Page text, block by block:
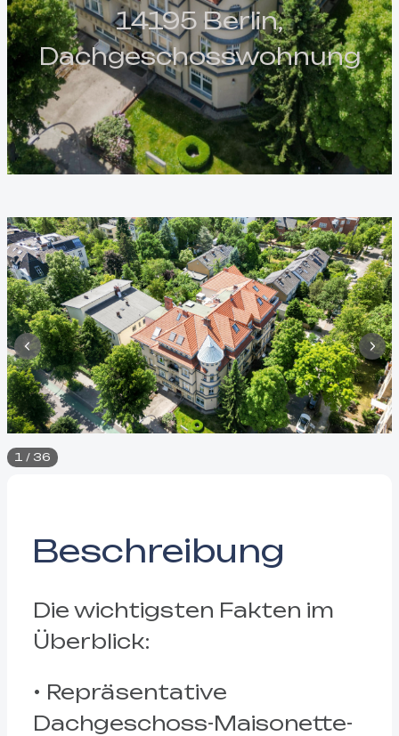
14195 Berlin,
Dachgeschosswohnung
1 / 36
Beschreibung
Die wichtigsten Fakten im
Überblick:
• Repräsentative
Dachgeschoss-Maisonette-